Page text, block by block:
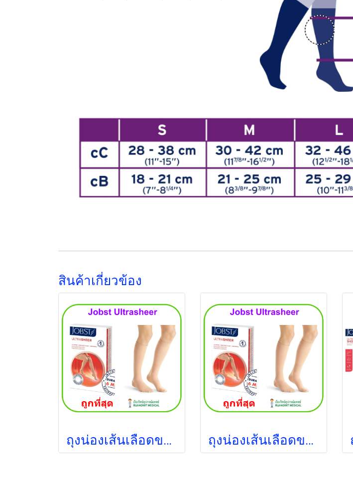
สินค้าเกี่ยวข้อง
ถุงน่องเส้นเลือดขอด Jobst ระดับเข่า แรงบีบ 20-30 มม.ปรอท ถุงน่องเส้นเลือดขอด Jobst ระดับเข่า แรงบีบ 15-20 มม.ปรอท